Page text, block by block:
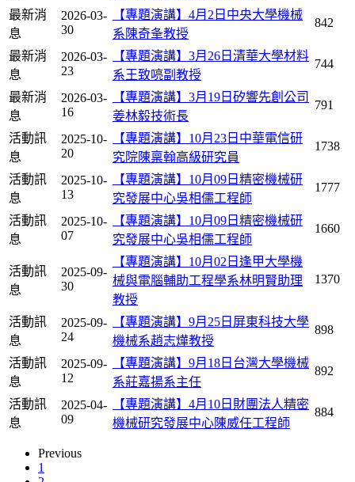
最新消
息
2026-03-
30
【專題演講】4月2日中央大學機械
系陳奇夆教授
842
最新消
息
2026-03-
23
【專題演講】3月26日清華大學材料
系王致喨副教授
744
最新消
息
2026-03-
16
【專題演講】3月19日矽響先創公司
姜林毅技術長
791
活動訊
息
2025-10-
20
【專題演講】10月23日中華電信研
究院陳稟翰高級研究員
1738
活動訊
息
2025-10-
13
【專題演講】10月09日精密機械研
究發展中心吳相儒工程師
1777
活動訊
息
2025-10-
07
【專題演講】10月09日精密機械研
究發展中心吳相儒工程師
1660
活動訊
息
2025-09-
30
【專題演講】10月02日逢甲大學機
械與電腦輔助工程學系林明賢助理
教授
1370
活動訊
息
2025-09-
24
【專題演講】9月25日屏東科技大學
機械系趙志燁教授
898
活動訊
息
2025-09-
12
【專題演講】9月18日台灣大學機械
系莊嘉揚系主任
892
活動訊
息
2025-04-
09
【專題演講】4月10日財團法人精密
機械研究發展中心陳威任工程師
884
Previous
1